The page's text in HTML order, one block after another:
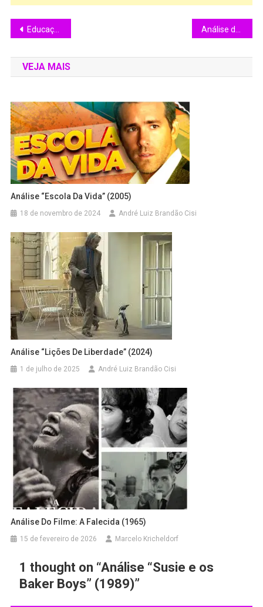
Educação Inclusiva no Tribuna Livre da Câmara de Santo André
VEJA MAIS
Análise “Escola Da Vida” (2005)
18 de novembro de 2024 André Luiz Brandão Cisi
Análise “Lições De Liberdade” (2024)
1 de julho de 2025 André Luiz Brandão Cisi
Análise Do Filme: A Falecida (1965)
15 de fevereiro de 2026 Marcelo Kricheldorf
1 thought on “Análise “Susie e os
Baker Boys” (1989)”